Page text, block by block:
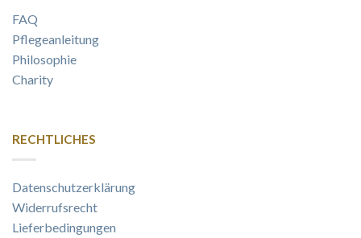
FAQ
Pflegeanleitung
Philosophie
Charity
RECHTLICHES
Datenschutzerklärung
Widerrufsrecht
Lieferbedingungen